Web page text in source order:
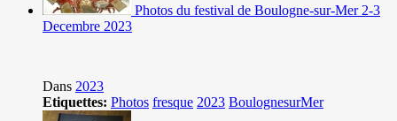
Photos du festival de Boulogne-sur-Mer 2-3
Decembre 2023
Dans 2023
Etiquettes: Photos fresque 2023 BoulognesurMer